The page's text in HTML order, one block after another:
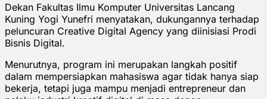
Dekan Fakultas Ilmu Komputer Universitas Lancang
Kuning Yogi Yunefri menyatakan, dukungannya terhadap
peluncuran Creative Digital Agency yang diinisiasi Prodi
Bisnis Digital.
Menurutnya, program ini merupakan langkah positif
dalam mempersiapkan mahasiswa agar tidak hanya siap
bekerja, tetapi juga mampu menjadi entrepreneur dan